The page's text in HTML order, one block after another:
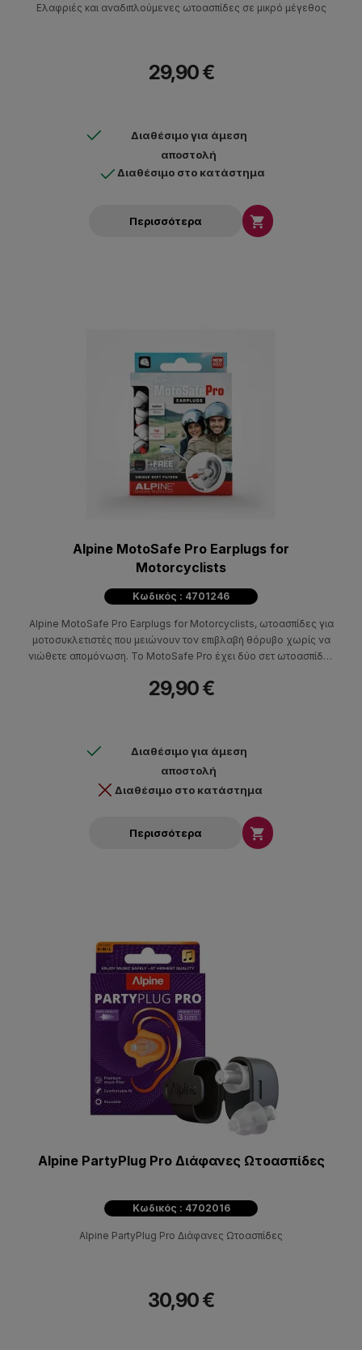
Ελαφριές και αναδιπλούμενες ωτοασπίδες σε μικρό μέγεθος
29,90 €
Διαθέσιμο για άμεση
αποστολή
Διαθέσιμο στο κατάστημα
Περισσότερα 
Alpine MotoSafe Pro Earplugs for
Motorcyclists
Κωδικός : 4701246
Alpine MotoSafe Pro Earplugs for Motorcyclists, ωτοασπίδες για
μοτοσυκλετιστές που μειώνουν τον επιβλαβή θόρυβο χωρίς να
νιώθετε απομόνωση. Το MotoSafe Pro έχει δύο σετ ωτοασπίδες
και MotoSafe Race
29,90 €
Διαθέσιμο για άμεση
αποστολή
Διαθέσιμο στο κατάστημα
Περισσότερα 
Alpine PartyPlug Pro Διάφανες Ωτοασπίδες
Κωδικός : 4702016
Alpine PartyPlug Pro Διάφανες Ωτοασπίδες
30,90 €